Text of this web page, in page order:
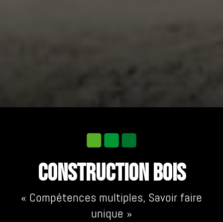
CONSTRUCTION BOIS
« Compétences multiples, Savoir faire
unique »